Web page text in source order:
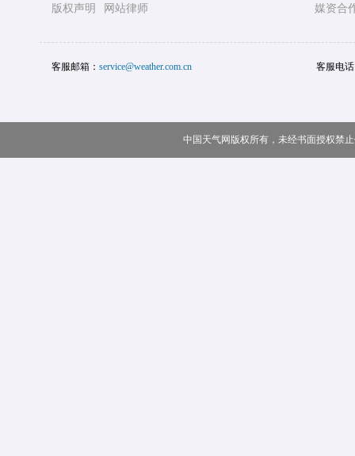
版权声明
网站律师
媒资合
客服邮箱： service@weather.com.cn 客服电
中国天气网版权所有，未经书面授权